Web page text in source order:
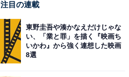
注目の連載
東野圭吾や湊かなえだけじゃな
い、「業と罪」を描く『映画ち
いかわ』から強く連想した映画
8選